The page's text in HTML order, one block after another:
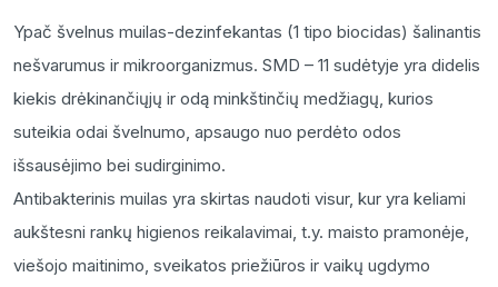
Ypač švelnus muilas-dezinfekantas (1 tipo biocidas) šalinantis
nešvarumus ir mikroorganizmus. SMD – 11 sudėtyje yra didelis
kiekis drėkinančiųjų ir odą minkštinčių medžiagų, kurios
suteikia odai švelnumo, apsaugo nuo perdėto odos
išsausėjimo bei sudirginimo.
Antibakterinis muilas yra skirtas naudoti visur, kur yra keliami
aukštesni rankų higienos reikalavimai, t.y. maisto pramonėje,
viešojo maitinimo, sveikatos priežiūros ir vaikų ugdymo